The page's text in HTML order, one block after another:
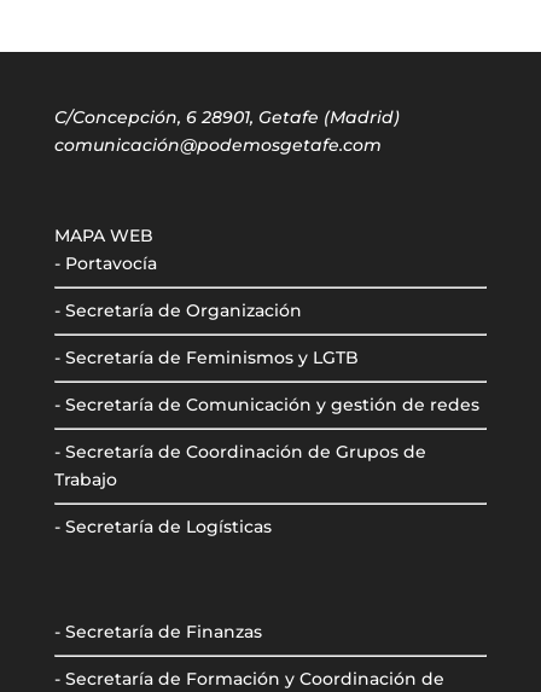
C/Concepción, 6 28901, Getafe (Madrid)
comunicación@podemosgetafe.com
MAPA WEB
- Portavocía
- Secretaría de Organización
- Secretaría de Feminismos y LGTB
- Secretaría de Comunicación y gestión de redes
- Secretaría de Coordinación de Grupos de
Trabajo
- Secretaría de Logísticas
- Secretaría de Finanzas
- Secretaría de Formación y Coordinación de